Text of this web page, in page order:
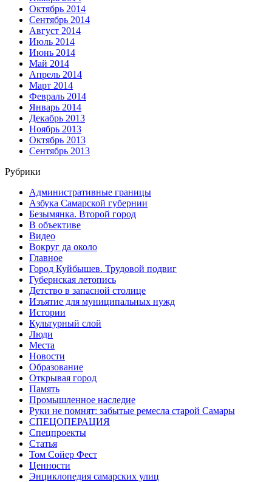
Октябрь 2014
Сентябрь 2014
Август 2014
Июль 2014
Июнь 2014
Май 2014
Апрель 2014
Март 2014
Февраль 2014
Январь 2014
Декабрь 2013
Ноябрь 2013
Октябрь 2013
Сентябрь 2013
Рубрики
Административные границы
Азбука Самарской губернии
Безымянка. Второй город
В объективе
Видео
Вокруг да около
Главное
Город Куйбышев. Трудовой подвиг
Губернская летопись
Детство в запасной столице
Изъятие для муниципальных нужд
Истории
Культурный слой
Люди
Места
Новости
Образование
Открывая город
Память
Промышленное наследие
Руки не помнят: забытые ремесла старой Самары
СПЕЦОПЕРАЦИЯ
Спецпроекты
Статья
Том Сойер Фест
Ценности
Энциклопедия самарских улиц